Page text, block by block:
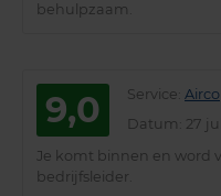
behulpzaam.
9,0 Service Airco
Datum : 27
Je komt binnen en word
bedrijfsleider.